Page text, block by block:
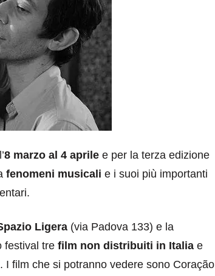
8 marzo al 4 aprile e per la terza edizione
fenomeni musicali e i suoi più importanti
Ligera (via Padova 133) e la
festival tre film non distribuiti in Italia e
film che si potranno vedere sono Coração